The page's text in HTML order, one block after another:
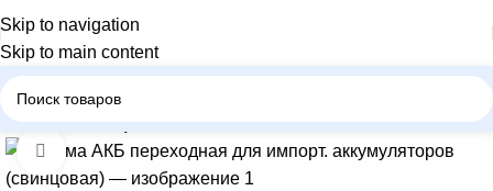
Skip to navigation
Skip to main content
Главная Электрика
Нажмите, чтобы увеличить